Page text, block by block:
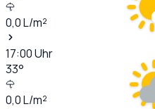
0,0L/m²
17:00Uhr
33°
0,0L/m²